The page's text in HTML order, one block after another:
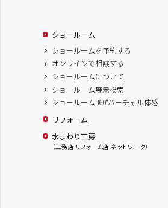
ショールーム
ショールームを予約する
オンラインで相談する
ショールームについて
ショールーム展示検索
ショールーム360°バーチャル体感
リフォーム
水まわり工房
（工務店 リフォーム店 ネットワーク）